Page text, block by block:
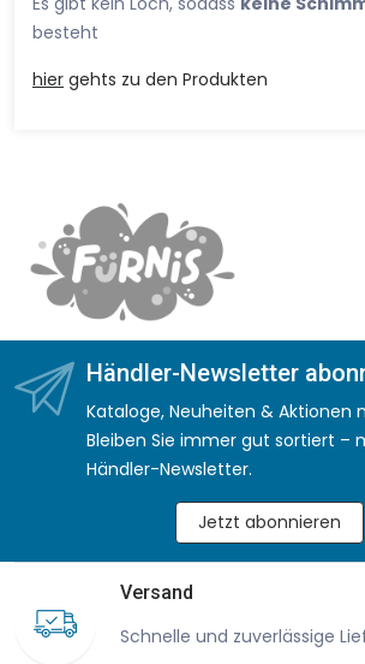
besteht
hier gehts zu den Produkten
Händler-Newsletter
Kataloge, Neuheiten & Aktionen
Bleiben Sie immer gut sortiert –
Händler-Newsletter.
Jetzt abonnieren
Versand
Schnelle und zuverlässige